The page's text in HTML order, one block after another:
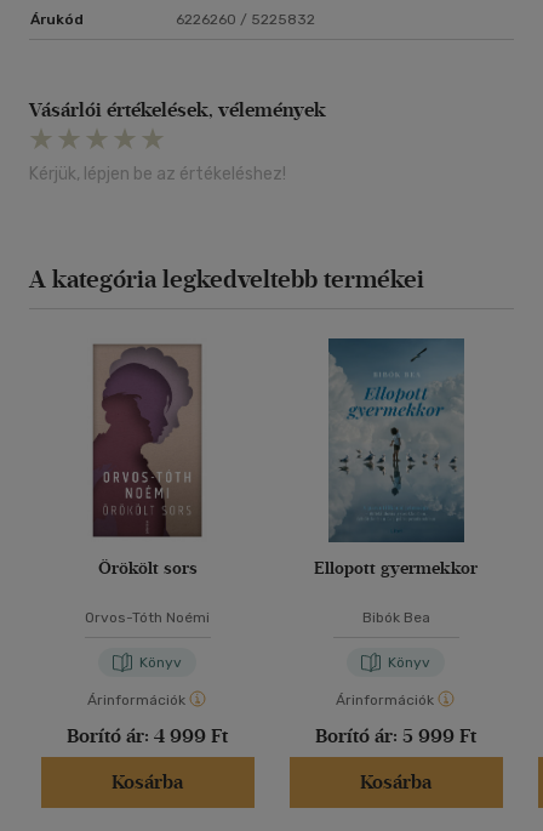
Árukód 6226260 / 5225832
Vásárlói értékelések, vélemények
Kérjük, lépjen be az értékeléshez!
A kategória legkedveltebb termékei
Örökölt sors
Orvos-Tóth Noémi
Könyv
Árinformációk
Borító ár: 4 999 Ft
Kosárba
Ellopott gyermekkor
Bibók Bea
Könyv
Árinformációk
Borító ár: 5 999 Ft
Kosárba